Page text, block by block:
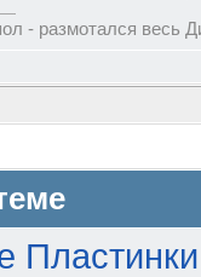
- размотался весь
Пластинки